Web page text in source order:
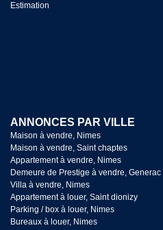
Estimation
ANNONCES PAR VILLE
Maison à vendre, Nimes
Maison à vendre, Saint chaptes
Appartement à vendre, Nimes
Demeure de Prestige à vendre, Generac
Villa à vendre, Nimes
Appartement à louer, Saint dionizy
Parking / box à louer, Nimes
Bureaux à louer, Nimes